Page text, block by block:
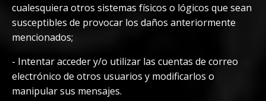
cualesquiera otros sistemas físicos o lógicos que sean
susceptibles de provocar los daños anteriormente
mencionados;
- Intentar acceder y/o utilizar las cuentas de correo
electrónico de otros usuarios y modificarlos o
manipular sus mensajes.